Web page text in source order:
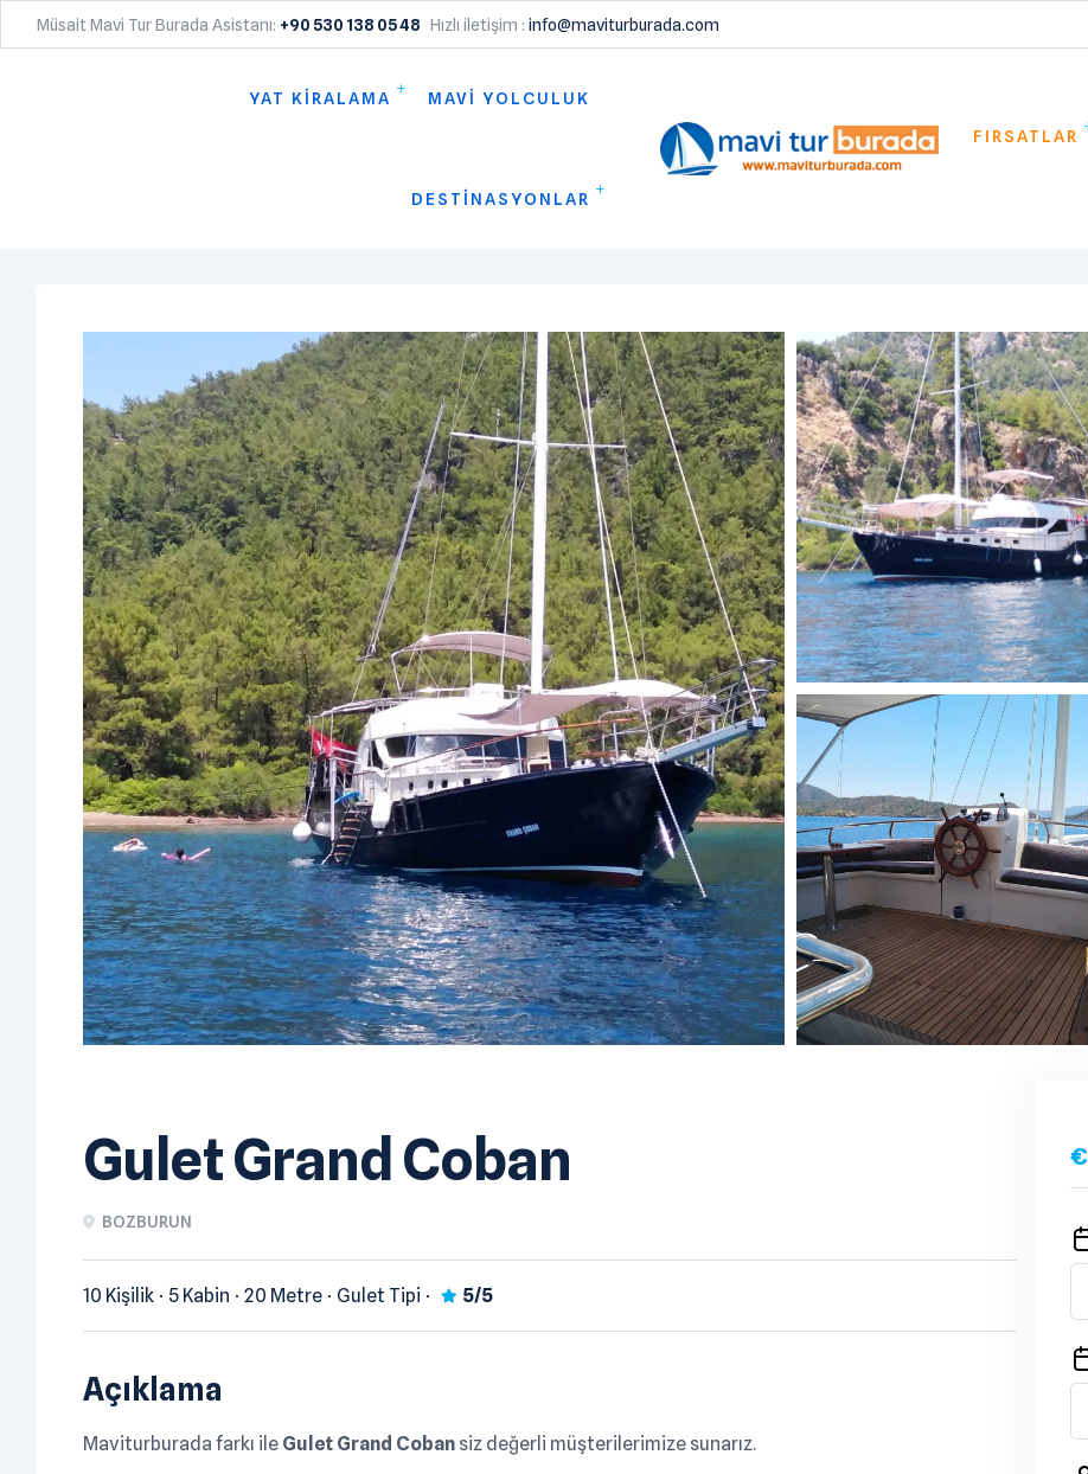
Müsait Mavi Tur Burada Asistanı: +90 530 138 05 48 Hızlı iletişim : info@maviturburada.com
YAT KİRALAMA MAVİ YOLCULUK
DESTİNASYONLAR
FIRSATLAR
Gulet Grand Coban
BOZBURUN
10 Kişilik 5 Kabin 20 Metre Gulet Tipi 5/5
Açıklama
Maviturburada farkı ile Gulet Grand Coban siz değerli müşterilerimize sunarız.
€